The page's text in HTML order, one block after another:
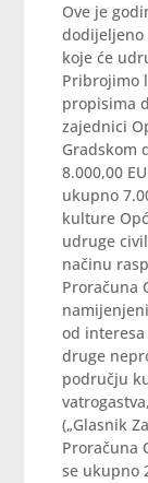
Ove je
dodijeljeno
koje će
Pribrojimo
propisima
zajednici
Gradskom
8.000,00
ukupno
kulture
udruge
načinu
Proračuna
od
druge
području
(„Glasnik
Proračuna
se ukupno